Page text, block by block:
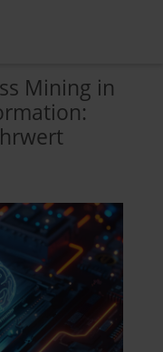
Mining in